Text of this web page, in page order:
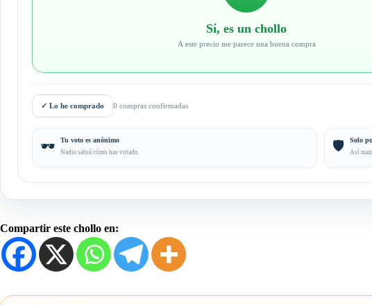
Sí, es un chollo
A este precio me parece una buena compra
✓ Lo he comprado 0 compras confirmadas
🕶️ Tu voto es anónimo
Nadie sabrá cómo has votado. 🛡️ Solo
Así
Compartir este chollo en: